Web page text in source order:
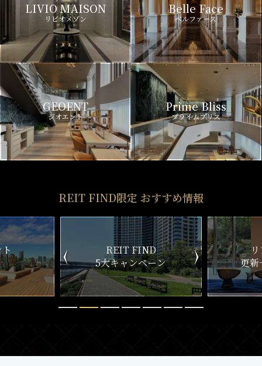
LIVIO MAISON
リビオメゾン
Belle Face
ベルファース
GEOENT
ジオエント
Prime Bliss
プライムブリス
REIT FIND限定 おすすめ情報
ン
リアルタイム
更新一覧チェック
新